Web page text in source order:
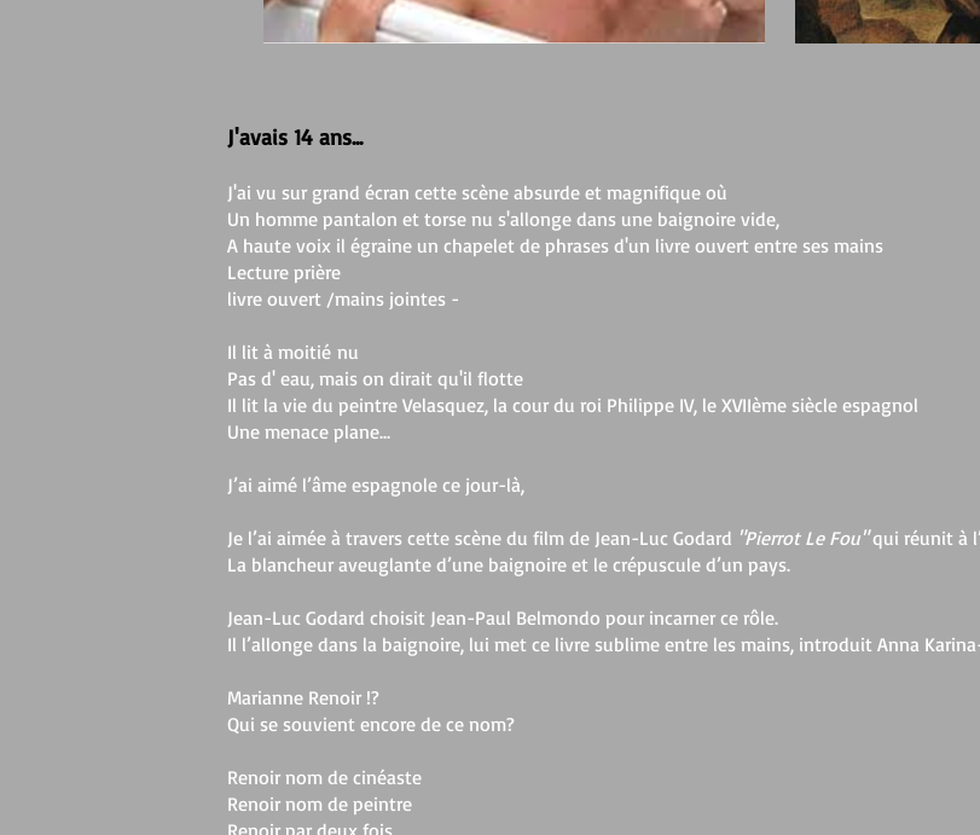
J'avais 14 ans...
J'ai vu sur grand écran cette scène absurde et magnifique où
Un homme pantalon et torse nu s'allonge dans une baignoire vide,
A haute voix il égraine un chapelet de phrases d'un livre ouvert entre ses mains
Lecture prière
livre ouvert /mains jointes -
Il lit à moitié nu
Pas d' eau, mais on dirait qu'il flotte
Il lit la vie du peintre Velasquez, la cour du roi Philippe IV, le XVIIème siècle espagnol
Une menace plane...
J’ai aimé l’âme espagnole ce jour-là,
Je l’ai aimée à travers cette scène du film de Jean-Luc Godard "Pierrot Le Fou"qui réunit à
La blancheur aveuglante d’une baignoire et le crépuscule d’un pays.
Jean-Luc Godard choisit Jean-Paul Belmondo pour incarner ce rôle.
Il l’allonge dans la baignoire, lui met ce livre sublime entre les mains, introduit Anna
Marianne Renoir !?
Qui se souvient encore de ce nom?
Renoir nom de cinéaste
Renoir nom de peintre
Renoir par deux fois